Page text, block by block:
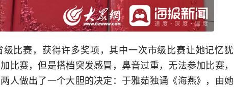
比赛，获得许多奖项，其中一次市级比赛让她记忆犹
比赛，但是搭档突发感冒，鼻音过重，无法参加比赛，
人做出了一个大胆的决定：于雅茹独诵《海燕》，由她